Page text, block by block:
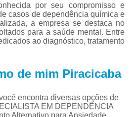
Tratamento Alternativo para
Tratamento da
Tratamento para Ansiedade
Tratamento para
Tratamento para Ansiedade São
Tratamento
Tratamento para
por seu compromisso e
casos de dependência química e
a empresa se destaca no
para a saúde mental. Entre
ao diagnóstico, tratamento
de mim Piracicaba
encontra diversas opções de
EM DEPENDÊNCIA
Alternativo para Ansiedade,